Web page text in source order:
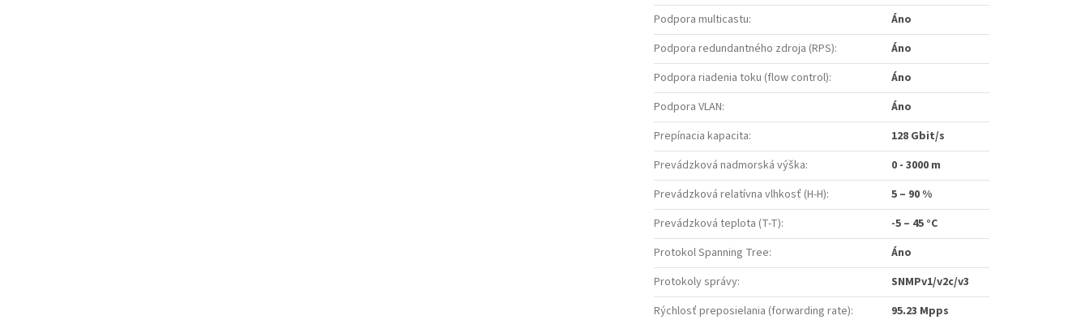
Podpora multicastu:
Áno
Podpora redundantného zdroja (RPS):
Áno
Podpora riadenia toku (flow control):
Áno
Podpora VLAN:
Áno
Prepínacia kapacita:
128 Gbit/s
Prevádzková nadmorská výška:
0 - 3000 m
Prevádzková relatívna vlhkosť (H-H):
5 – 90 %
Prevádzková teplota (T-T):
-5 – 45 °C
Protokol Spanning Tree:
Áno
Protokoly správy:
SNMPv1/v2c/v3
Rýchlosť preposielania (forwarding rate): 95.23 Mpps